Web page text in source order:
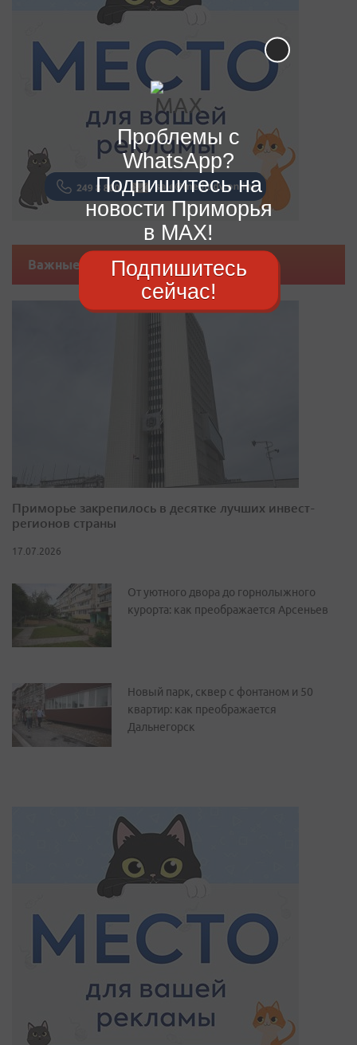
Важные новости
Приморье закрепилось в десятке лучших инвест-
регионов страны
17.07.2026
От уютного двора до горнолыжного
курорта: как преображается Арсеньев
Новый парк, сквер с фонтаном и 50
квартир: как преображается
Дальнегорск
Проблемы с
WhatsApp?
Подпишитесь на
новости Приморья
в MAX!
Подпишитесь
сейчас!